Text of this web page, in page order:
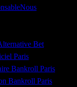
Nous
Bet
Paris
Bankroll Paris
Bankroll Paris